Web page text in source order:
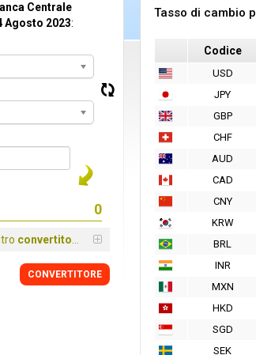
Tasso di cambio
Codice
USD
JPY
GBP
CHF
AUD
CAD
CNY
KRW
BRL
INR
MXN
HKD
SGD
SEK
Centrale
Agosto 2023:
convertitore
CONVERTITORE